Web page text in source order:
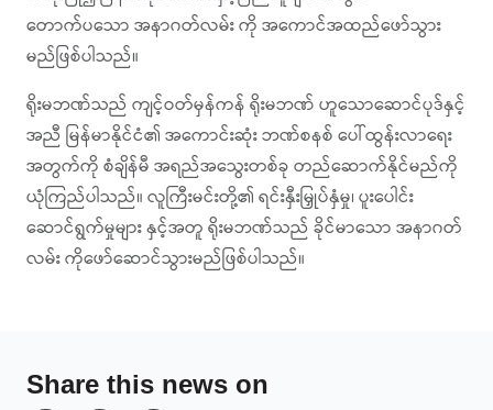
တောက်ပသော အနာဂတ်လမ်း ကို အကောင်အထည်ဖော်သွား
မည်ဖြစ်ပါသည်။
ရိုးမဘဏ်သည် ကျင့်ဝတ်မှန်ကန် ရိုးမဘဏ် ဟူသောဆောင်ပုဒ်နှင့်
အညီ မြန်မာနိုင်ငံ၏ အ‌ကောင်းဆုံး ဘဏ်စနစ် ပေါ်ထွန်းလာရေး
အတွက်ကို စံချိန်မီ အရည်အသွေးတစ်ခု တည်ဆောက်နိုင်မည်ကို
ယုံကြည်ပါသည်။ လူကြီးမင်းတို့၏ ရင်းနှီးမြှုပ်နှံမှု၊ ပူးပေါင်း
ဆောင်ရွက်မှုများ နှင့်အတူ ရိုးမဘဏ်သည် ခိုင်မာသော အနာဂတ်
လမ်း ကိုဖော်ဆောင်သွားမည်ဖြစ်ပါသည်။
Share this news on